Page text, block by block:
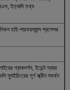
ইত্যাদি তথ্য
হাই-পারফরম্যান্স প্রসেসর
প্রাকদর্শন, ইভেন্ট দ্বারা
স্যুইচিংয়ের পূর্ণ স্ক্রীন সমর্থন